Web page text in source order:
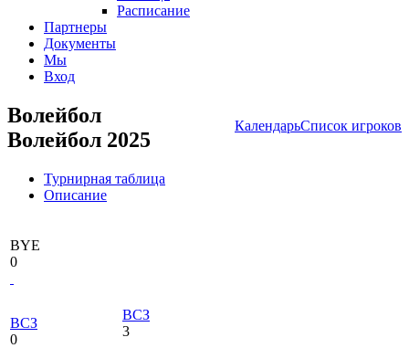
Расписание
Партнеры
Документы
Мы
Вход
КалендарьСписок игроков
Волейбол
Волейбол 2025
Турнирная таблица
Описание
BYE
0
ВСЗ
0
ВСЗ
3